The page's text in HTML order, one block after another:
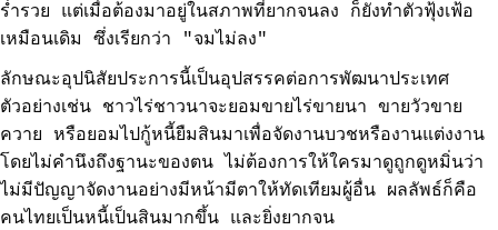
ร่ำรวย แต่เมื่อต้องมาอยู่ในสภาพที่ยากจนลง ก็ยังทำตัวฟุ้งเฟ้อ
เหมือนเดิม ซึ่งเรียกว่า "จมไม่ลง"
ลักษณะอุปนิสัยประการนี้เป็นอุปสรรคต่อการพัฒนาประเทศ
ตัวอย่างเช่น ชาวไร่ชาวนาจะยอมขายไร่ขายนา ขายวัวขาย
ควาย หรือยอมไปกู้หนี้ยืมสินมาเพื่อจัดงานบวชหรืองานแต่งงาน
โดยไม่คำนึงถึงฐานะของตน ไม่ต้องการให้ใครมาดูถูกดูหมิ่นว่า
ไม่มีปัญญาจัดงานอย่างมีหน้ามีตาให้ทัดเทียมผู้อื่น ผลลัพธ์ก็คือ
คนไทยเป็นหนี้เป็นสินมากขึ้น และยิ่งยากจน